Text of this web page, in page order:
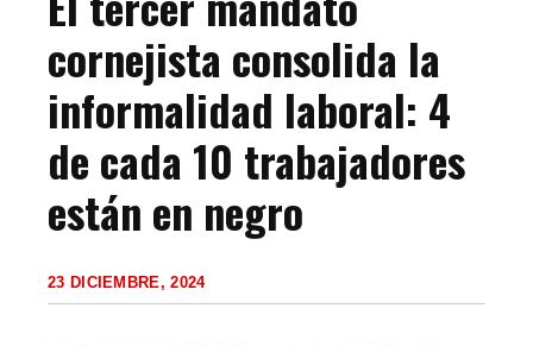
cornejista consolida la
informalidad laboral: 4
de cada 10 trabajadores
están en negro
23 DICIEMBRE, 2024